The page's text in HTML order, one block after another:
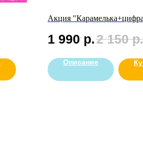
Акция
1 990 р.2 150 р.
Описание